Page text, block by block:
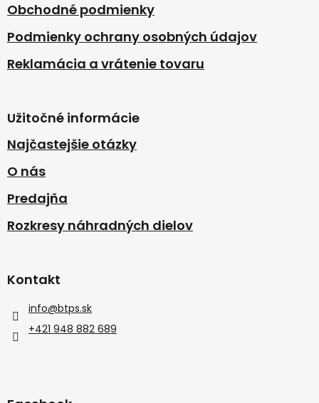
Obchodné podmienky
Podmienky ochrany osobných údajov
Reklamácia a vrátenie tovaru
Užitočné informácie
Najčastejšie otázky
O nás
Predajňa
Rozkresy náhradných dielov
Kontakt
info@btps.sk
+421 948 882 689